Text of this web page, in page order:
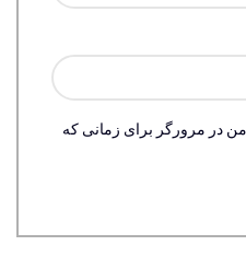
در مرورگر برای زمانی که